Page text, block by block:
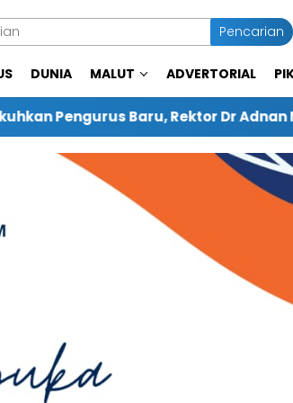
Pencarian
DUNIA MALUT ADVERTORIAL
Dr Adnan Mahmud Ingin DWP IAIN